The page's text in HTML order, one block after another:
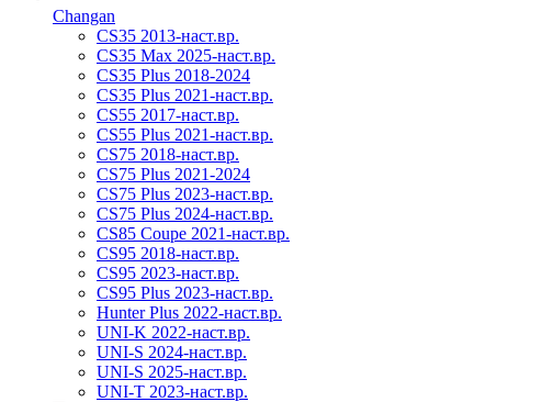
Changan
CS35 2013-наст.вр.
CS35 Max 2025-наст.вр.
CS35 Plus 2018-2024
CS35 Plus 2021-наст.вр.
CS55 2017-наст.вр.
CS55 Plus 2021-наст.вр.
CS75 2018-наст.вр.
CS75 Plus 2021-2024
CS75 Plus 2023-наст.вр.
CS75 Plus 2024-наст.вр.
CS85 Coupe 2021-наст.вр.
CS95 2018-наст.вр.
CS95 2023-наст.вр.
CS95 Plus 2023-наст.вр.
Hunter Plus 2022-наст.вр.
UNI-K 2022-наст.вр.
UNI-S 2024-наст.вр.
UNI-S 2025-наст.вр.
UNI-T 2023-наст.вр.